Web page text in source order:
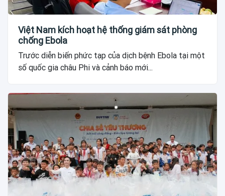
Việt Nam kích hoạt hệ thống giám sát phòng
chống Ebola
Trước diễn biến phức tạp của dịch bệnh Ebola tại một
số quốc gia châu Phi và cảnh báo mới...